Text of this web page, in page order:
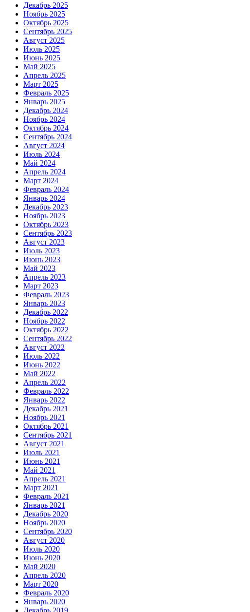
Декабрь 2025
Ноябрь 2025
Октябрь 2025
Сентябрь 2025
Август 2025
Июль 2025
Июнь 2025
Май 2025
Апрель 2025
Март 2025
Февраль 2025
Январь 2025
Декабрь 2024
Ноябрь 2024
Октябрь 2024
Сентябрь 2024
Август 2024
Июль 2024
Май 2024
Апрель 2024
Март 2024
Февраль 2024
Январь 2024
Декабрь 2023
Ноябрь 2023
Октябрь 2023
Сентябрь 2023
Август 2023
Июль 2023
Июнь 2023
Май 2023
Апрель 2023
Март 2023
Февраль 2023
Январь 2023
Декабрь 2022
Ноябрь 2022
Октябрь 2022
Сентябрь 2022
Август 2022
Июль 2022
Июнь 2022
Май 2022
Апрель 2022
Февраль 2022
Январь 2022
Декабрь 2021
Ноябрь 2021
Октябрь 2021
Сентябрь 2021
Август 2021
Июль 2021
Июнь 2021
Май 2021
Апрель 2021
Март 2021
Февраль 2021
Январь 2021
Декабрь 2020
Ноябрь 2020
Сентябрь 2020
Август 2020
Июль 2020
Июнь 2020
Май 2020
Апрель 2020
Март 2020
Февраль 2020
Январь 2020
Декабрь 2019